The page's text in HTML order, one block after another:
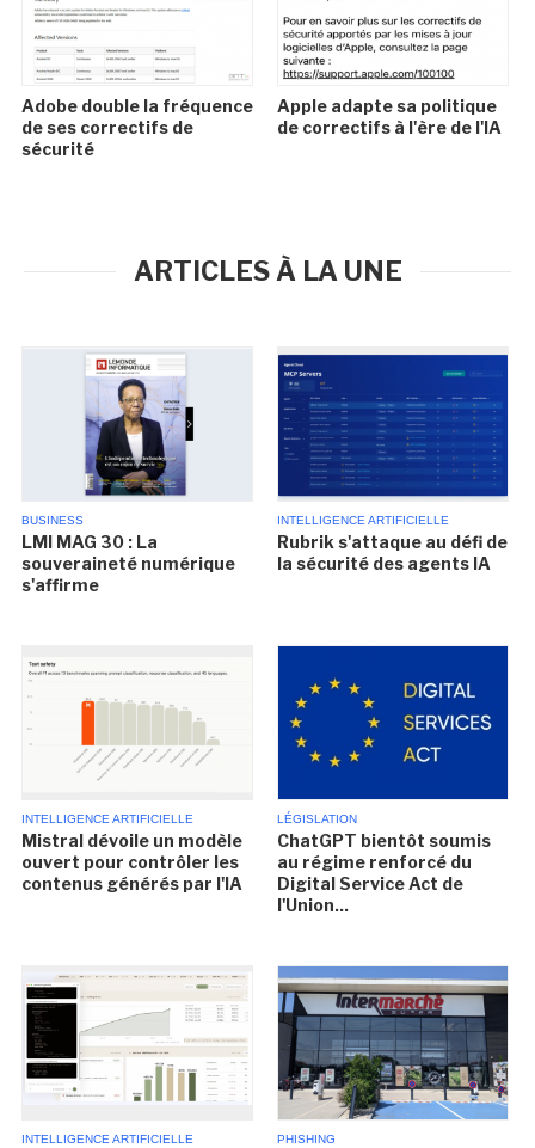
Adobe double la fréquence
de ses correctifs de
sécurité
Apple adapte sa politique
de correctifs à l'ère de l'IA
ARTICLES À LA UNE
BUSINESS
LMI MAG 30 : La
souveraineté numérique
s'affirme
INTELLIGENCE ARTIFICIELLE
Rubrik s'attaque au défi de
la sécurité des agents IA
INTELLIGENCE ARTIFICIELLE
Mistral dévoile un modèle
ouvert pour contrôler les
contenus générés par l'IA
LÉGISLATION
ChatGPT bientôt soumis
au régime renforcé du
Digital Service Act de
l'Union...
INTELLIGENCE ARTIFICIELLE PHISHING